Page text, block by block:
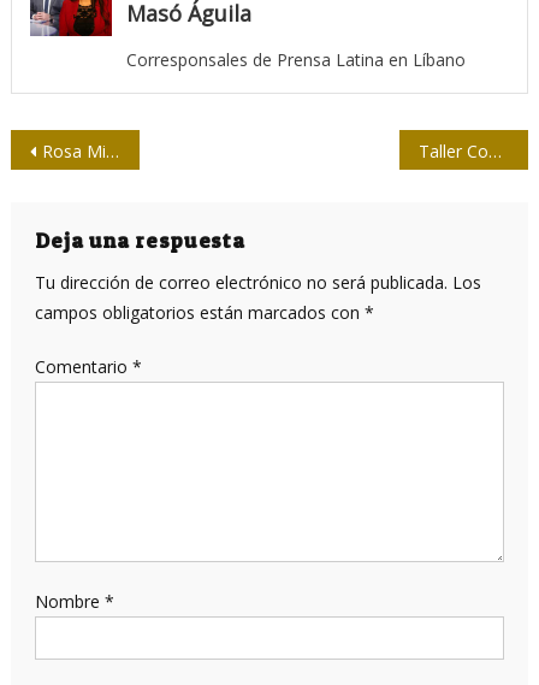
Masó Águila
Corresponsales de Prensa Latina en Líbano
Navegación
entradas
Rosa Miriam Elizalde: El papel de la ciencia y la innovación Taller Comunicación innovadora de la Agenda 2030
Deja una respuesta
Tu dirección de correo electrónico no será publicada. Los
campos obligatorios están marcados con *
Comentario *
Nombre *